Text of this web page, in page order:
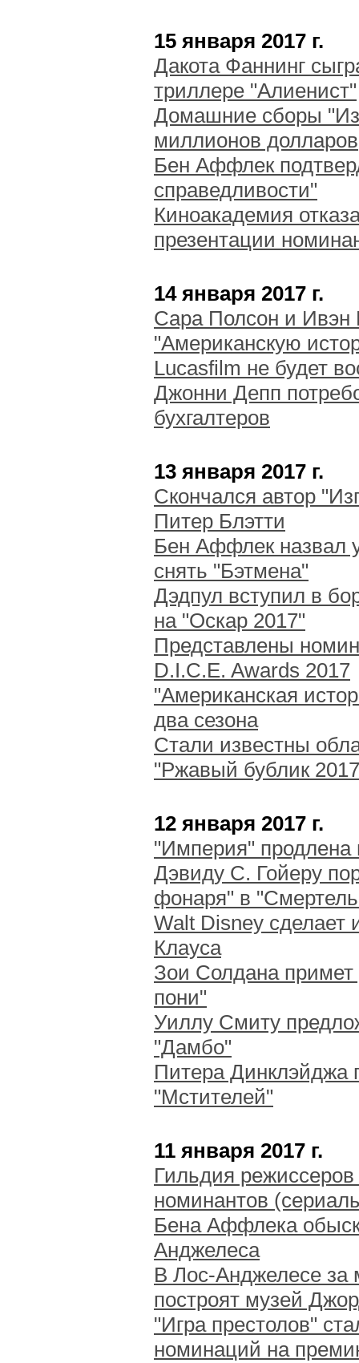
15 января 2017 г.
Дакота Фаннинг
триллере "Алиенист"
Домашние сборы
миллионов долларов
Бен Аффлек
справедливости"
Киноакадемия
презентации
14 января 2017 г.
Сара Полсон и Ивэн
"Американскую
Lucasfilm не будет
Джонни Депп
бухгалтеров
13 января 2017 г.
Скончался автор
Питер Блэтти
Бен Аффлек назвал
снять "Бэтмена"
Дэдпул вступил в
на "Оскар 2017"
Представлены
D.I.C.E. Awards 2017
"Американская
два сезона
Стали известны
"Ржавый бублик
12 января 2017 г.
"Империя" продлена
Дэвиду С. Гойеру
фонаря" в
Walt Disney сделает
Клауса
Зои Солдана
пони"
Уиллу Смиту
"Дамбо"
Питера Динклэйджа
"Мстителей"
11 января 2017 г.
Гильдия
номинантов
Бена Аффлека
Анджелеса
В Лос-Анджелесе за
построят музей
"Игра престолов"
номинаций на